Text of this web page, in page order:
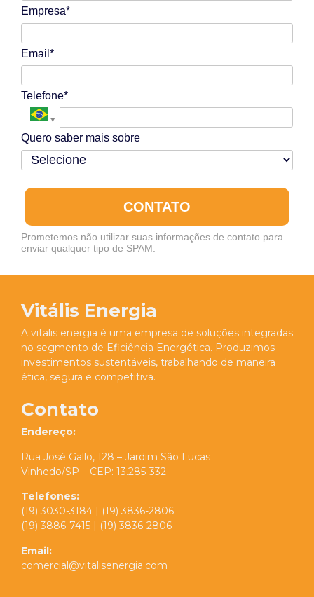
Empresa*
Email*
Telefone*
Quero saber mais sobre
CONTATO
Prometemos não utilizar suas informações de contato para
enviar qualquer tipo de SPAM.
Vitális Energia
A vitalis energia é uma empresa de soluções integradas
no segmento de Eficiência Energética. Produzimos
investimentos sustentáveis, trabalhando de maneira
ética, segura e competitiva.
Contato
Endereço:
Rua José Gallo, 128 – Jardim São Lucas
Vinhedo/SP – CEP: 13.285-332
Telefones:
(19) 3030-3184 | (19) 3836-2806
(19) 3886-7415 | (19) 3836-2806
Email:
comercial@vitalisenergia.com